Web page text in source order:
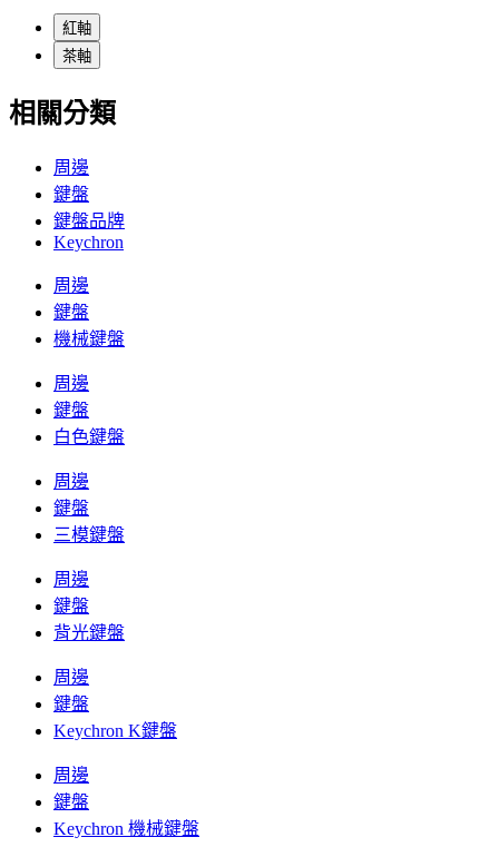
紅軸
茶軸
相關分類
周邊
鍵盤
鍵盤品牌
Keychron
周邊
鍵盤
機械鍵盤
周邊
鍵盤
白色鍵盤
周邊
鍵盤
三模鍵盤
周邊
鍵盤
背光鍵盤
周邊
鍵盤
Keychron K鍵盤
周邊
鍵盤
Keychron 機械鍵盤